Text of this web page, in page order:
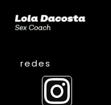
redes